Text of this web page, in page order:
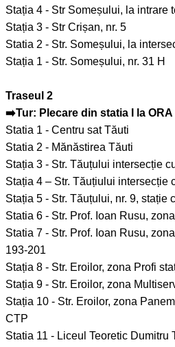
Stația 4 - Str Someșului, la intrare
Stația 3 - Str Crișan, nr. 5
Statia 2 - Str. Someșului, la
Stația 1 - Str. Someșului, nr. 31 H
Traseul 2
➡️Tur: Plecare din statia I la ORA
Statia 1 - Centru sat Tăuti
Statia 2 - Mănăstirea Tăuti
Stația 3 - Str. Tăuțului intersecție
Stația 4 – Str. Tăuțiului intersecție
Stația 5 - Str. Tăuțului, nr. 9, stație
Statia 6 - Str. Prof. Ioan Rusu,
Statia 7 - Str. Prof. Ioan Rusu,
193-201
Stația 8 - Str. Eroilor, zona Profi
Stația 9 - Str. Eroilor, zona
Stația 10 - Str. Eroilor, zona
CTP
Statia 11 - Liceul Teoretic Dumitru